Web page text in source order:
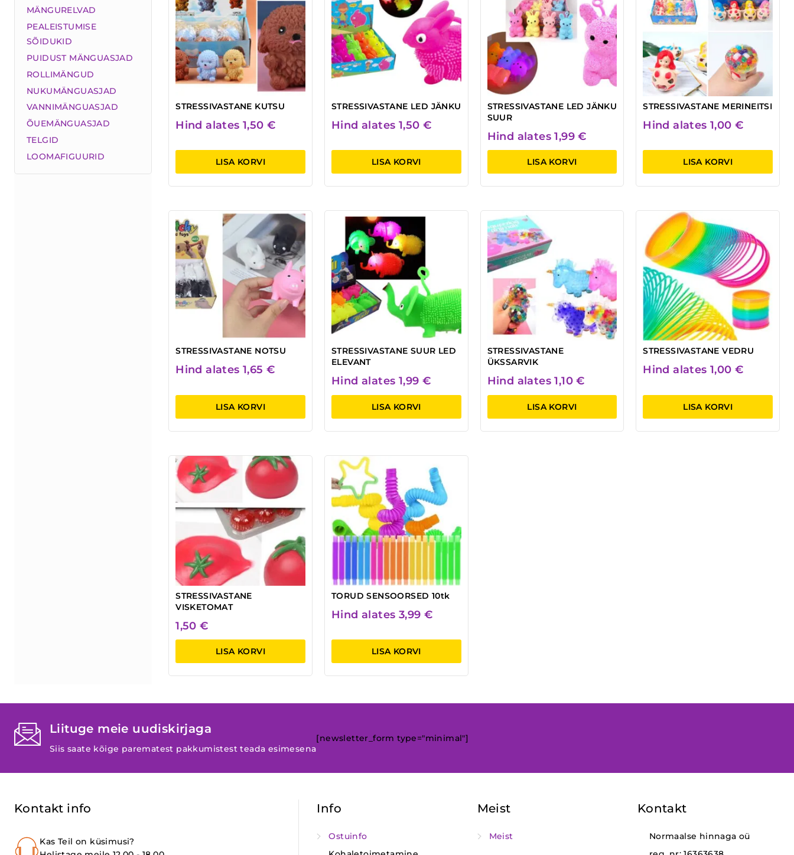
STRESSIVASTANE KUTSU
Hind alates1,50€
LISA KORVI
STRESSIVASTANE LED JÄNKU
Hind alates 1,50 €
LISA KORVI
STRESSIVASTANE LED JÄNKU
SUUR
Hind alates1,99€
LISA KORVI
STRESSIVASTANE MERINEITSI
Hind alates1,00€
LISA KORVI
STRESSIVASTANE NOTSU
Hind alates1,65€
LISA KORVI
STRESSIVASTANE SUUR LED
ELEVANT
Hind alates 1,99 €
LISA KORVI
STRESSIVASTANE
ÜKSSARVIK
Hind alates1,10€
LISA KORVI
STRESSIVASTANE VEDRU
Hind alates1,00€
LISA KORVI
STRESSIVASTANE
VISKETOMAT
1,50€
LISA KORVI
TORUD SENSOORSED 10tk
Hind alates 3,99 €
LISA KORVI
MÄNGURELVAD
PEALEISTUMISE
SÕIDUKID
PUIDUST MÄNGUASJAD
ROLLIMÄNGUD
NUKUMÄNGUASJAD
VANNIMÄNGUASJAD
ÕUEMÄNGUASJAD
TELGID
LOOMAFIGUURID
Liituge meie uudiskirjaga
Siis saate kõige parematest pakkumistest teada esimesena
[newsletter_form type="minimal"]
Kontakt info
Kas Teil on küsimusi?
Info
Ostuinfo
Meist
Meist
Kontakt
Normaalse hinnaga oü